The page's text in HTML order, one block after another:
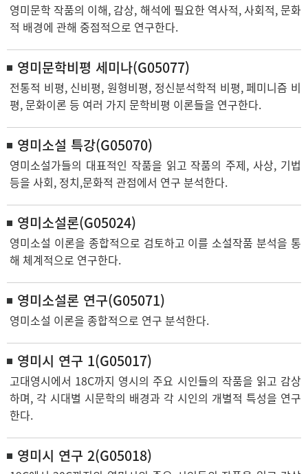
영미문학 작품의 이해, 감상, 해석에 필요한 역사적, 사회적, 문화
적 배경에 관해 중점적으로 연구한다.
영미문학비평 세미나(G05077)
전통적 비평, 신비평, 원형비평, 정신분석학적 비평, 페미니즘 비
평, 문화이론 등 여러 가지 문학비평 이론들을 연구한다.
영미소설 특강(G05070)
영미소설가들의 대표적인 작품을 읽고 작품의 주제, 사상, 기법
등을 사회, 정치,문화적 관점에서 연구 분석한다.
영미소설론(G05024)
영미소설 이론을 종합적으로 검토하고 이를 소설작품 분석을 통
해 체계적으로 연구한다.
영미소설론 연구(G05071)
영미소설 이론을 종합적으로 연구 분석한다.
영미시 연구 1(G05017)
고대영시에서 18C까지 영시의 주요 시인들의 작품을 읽고 감상
하며, 각 시대별 시문학의 배경과 각 시인의 개별적 특성을 연구
한다.
영미시 연구 2(G05018)